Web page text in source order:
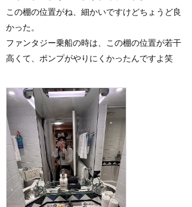
この棚の位置がね、細かいですけどちょうど良
かった。
ファンタジー乗船の時は、この棚の位置が若干
高くて、ポンプがやりにくかったんですよ笑